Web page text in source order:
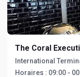
The Coral
International
Horaires : 09:00 -